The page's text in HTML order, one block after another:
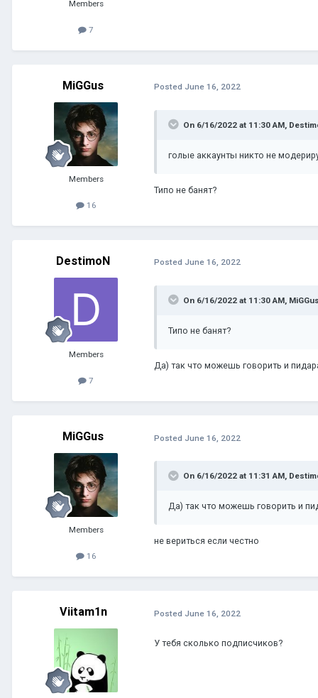
Members
7
MiGGus
Members
16
Posted June 16, 2022
On 6/16/2022 at 11:30 AM,
голые аккаунты никто не
Типо не банят?
DestimoN
Members
7
Posted June 16, 2022
On 6/16/2022 at 11:30 AM, MiGGus
Типо не банят?
Да) так что можешь говорить и
MiGGus
Members
16
Posted June 16, 2022
On 6/16/2022 at 11:31 AM,
Да) так что можешь говорить и
не вериться если честно
Viitam1n Posted June 16, 2022
У тебя сколько подписчиков?